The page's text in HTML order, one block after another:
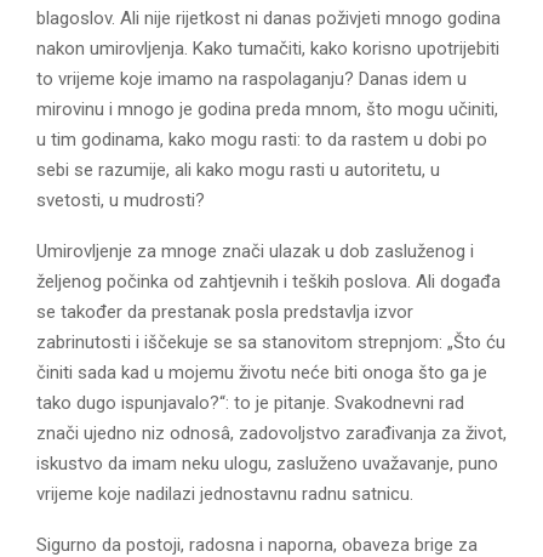
blagoslov. Ali nije rijetkost ni danas poživjeti mnogo godina
nakon umirovljenja. Kako tumačiti, kako korisno upotrijebiti
to vrijeme koje imamo na raspolaganju? Danas idem u
mirovinu i mnogo je godina preda mnom, što mogu učiniti,
u tim godinama, kako mogu rasti: to da rastem u dobi po
sebi se razumije, ali kako mogu rasti u autoritetu, u
svetosti, u mudrosti?
Umirovljenje za mnoge znači ulazak u dob zasluženog i
željenog počinka od zahtjevnih i teških poslova. Ali događa
se također da prestanak posla predstavlja izvor
zabrinutosti i iščekuje se sa stanovitom strepnjom: „Što ću
činiti sada kad u mojemu životu neće biti onoga što ga je
tako dugo ispunjavalo?“: to je pitanje. Svakodnevni rad
znači ujedno niz odnosâ, zadovoljstvo zarađivanja za život,
iskustvo da imam neku ulogu, zasluženo uvažavanje, puno
vrijeme koje nadilazi jednostavnu radnu satnicu.
Sigurno da postoji, radosna i naporna, obaveza brige za